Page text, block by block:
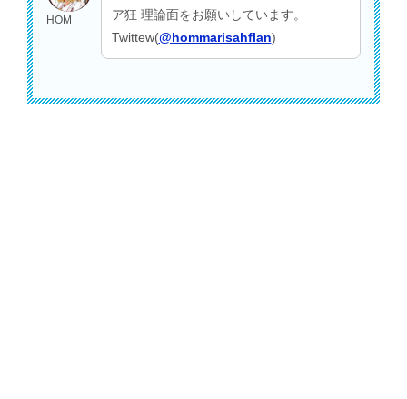
HOM
ア狂 理論面をお願いしています。
Twittew(@hommarisahflan)